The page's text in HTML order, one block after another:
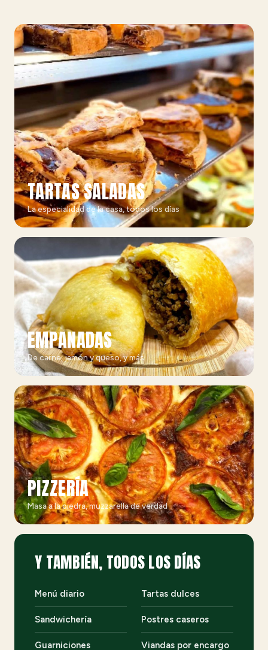
TARTAS SALADAS
La especialidad de la casa, todos los días
EMPANADAS
De carne, jamón y queso, y más
PIZZERÍA
Masa a la piedra, muzzarella de verdad
Y TAMBIÉN, TODOS LOS DÍAS
Menú diario
Sandwichería
Guarniciones
Tartas dulces
Postres caseros
Viandas por encargo